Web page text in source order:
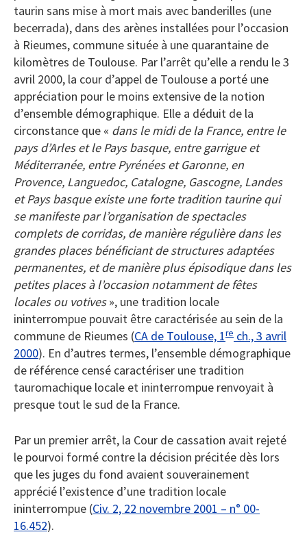
taurin sans mise à mort mais avec banderilles (une
becerrada), dans des arènes installées pour l’occasion
à Rieumes, commune située à une quarantaine de
kilomètres de Toulouse. Par l’arrêt qu’elle a rendu le 3
avril 2000, la cour d’appel de Toulouse a porté une
appréciation pour le moins extensive de la notion
d’ensemble démographique. Elle a déduit de la
circonstance que « dans le midi de la France, entre le
pays d’Arles et le Pays basque, entre garrigue et
Méditerranée, entre Pyrénées et Garonne, en
Provence, Languedoc, Catalogne, Gascogne, Landes
et Pays basque existe une forte tradition taurine qui
se manifeste par l’organisation de spectacles
complets de corridas, de manière régulière dans les
grandes places bénéficiant de structures adaptées
permanentes, et de manière plus épisodique dans les
petites places à l’occasion notamment de fêtes
locales ou votives», une tradition locale
ininterrompue pouvait être caractérisée au sein de la
commune de Rieumes (CA de Toulouse, 1re ch., 3 avril
2000). En d’autres termes, l’ensemble démographique
de référence censé caractériser une tradition
tauromachique locale et ininterrompue renvoyait à
presque tout le sud de la France.
Par un premier arrêt, la Cour de cassation avait rejeté
le pourvoi formé contre la décision précitée dès lors
que les juges du fond avaient souverainement
apprécié l’existence d’une tradition locale
ininterrompue (Civ. 2, 22 novembre 2001 – n° 00-
16.452).